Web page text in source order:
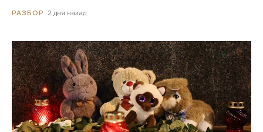
РАЗБОР 2 дня назад